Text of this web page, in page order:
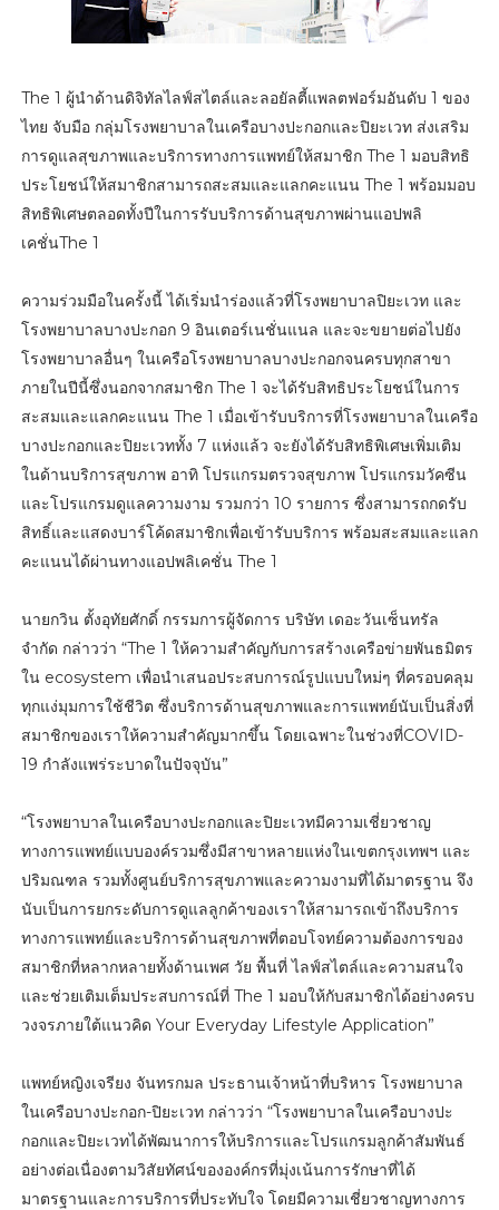
The 1 ผู้นำด้านดิจิทัลไลฟ์สไตล์และลอยัลตี้แพลตฟอร์มอันดับ 1 ของ
ไทย จับมือ กลุ่มโรงพยาบาลในเครือบางปะกอกและปิยะเวท ส่งเสริม
การดูแลสุขภาพและบริการทางการแพทย์ให้สมาชิก The 1 มอบสิทธิ
ประโยชน์ให้สมาชิกสามารถสะสมและแลกคะแนน The 1 พร้อมมอบ
สิทธิพิเศษตลอดทั้งปีในการรับบริการด้านสุขภาพผ่านแอปพลิ
เคชั่นThe 1
ความร่วมมือในครั้งนี้ ได้เริ่มนำร่องแล้วที่โรงพยาบาลปิยะเวท และ
โรงพยาบาลบางปะกอก 9 อินเตอร์เนชั่นแนล และจะขยายต่อไปยัง
โรงพยาบาลอื่นๆ ในเครือโรงพยาบาลบางปะกอกจนครบทุกสาขา
ภายในปีนี้ซึ่งนอกจากสมาชิก The 1 จะได้รับสิทธิประโยชน์ในการ
สะสมและแลกคะแนน The 1 เมื่อเข้ารับบริการที่โรงพยาบาลในเครือ
บางปะกอกและปิยะเวททั้ง 7 แห่งแล้ว จะยังได้รับสิทธิพิเศษเพิ่มเติม
ในด้านบริการสุขภาพ อาทิ โปรแกรมตรวจสุขภาพ โปรแกรมวัคซีน
และโปรแกรมดูแลความงาม รวมกว่า 10 รายการ ซึ่งสามารถกดรับ
สิทธิ์และแสดงบาร์โค้ดสมาชิกเพื่อเข้ารับบริการ พร้อมสะสมและแลก
คะแนนได้ผ่านทางแอปพลิเคชั่น The 1
นายกวิน ตั้งอุทัยศักดิ์ กรรมการผู้จัดการ บริษัท เดอะวันเซ็นทรัล
จำกัด กล่าวว่า “The 1 ให้ความสำคัญกับการสร้างเครือข่ายพันธมิตร
ใน ecosystem เพื่อนำเสนอประสบการณ์รูปแบบใหม่ๆ ที่ครอบคลุม
ทุกแง่มุมการใช้ชีวิต ซึ่งบริการด้านสุขภาพและการแพทย์นับเป็นสิ่งที่
สมาชิกของเราให้ความสำคัญมากขึ้น โดยเฉพาะในช่วงที่COVID-
19 กำลังแพร่ระบาดในปัจจุบัน”
“โรงพยาบาลในเครือบางปะกอกและปิยะเวทมีความเชี่ยวชาญ
ทางการแพทย์แบบองค์รวมซึ่งมีสาขาหลายแห่งในเขตกรุงเทพฯ และ
ปริมณฑล รวมทั้งศูนย์บริการสุขภาพและความงามที่ได้มาตรฐาน จึง
นับเป็นการยกระดับการดูแลลูกค้าของเราให้สามารถเข้าถึงบริการ
ทางการแพทย์และบริการด้านสุขภาพที่ตอบโจทย์ความต้องการของ
สมาชิกที่หลากหลายทั้งด้านเพศ วัย พื้นที่ ไลฟ์สไตล์และความสนใจ
และช่วยเติมเต็มประสบการณ์ที่ The 1 มอบให้กับสมาชิกได้อย่างครบ
วงจรภายใต้แนวคิด Your Everyday Lifestyle Application”
แพทย์หญิงเจรียง จันทรกมล ประธานเจ้าหน้าที่บริหาร โรงพยาบาล
ในเครือบางปะกอก-ปิยะเวท กล่าวว่า “โรงพยาบาลในเครือบางปะ
กอกและปิยะเวทได้พัฒนาการให้บริการและโปรแกรมลูกค้าสัมพันธ์
อย่างต่อเนื่องตามวิสัยทัศน์ขององค์กรที่มุ่งเน้นการรักษาที่ได้
มาตรฐานและการบริการที่ประทับใจ โดยมีความเชี่ยวชาญทางการ